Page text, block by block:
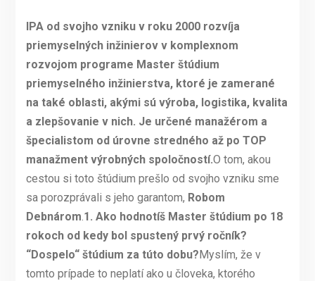
IPA od svojho vzniku v roku 2000 rozvíja
priemyselných inžinierov v komplexnom
rozvojom programe Master štúdium
priemyselného inžinierstva, ktoré je zamerané
na také oblasti, akými sú výroba, logistika, kvalita
a zlepšovanie v nich. Je určené manažérom a
špecialistom od úrovne stredného až po TOP
manažment výrobných spoločností.O tom, akou
cestou si toto štúdium prešlo od svojho vzniku sme
sa porozprávali s jeho garantom, Robom
Debnárom 1. Ako hodnotíš Master štúdium po 18
rokoch od kedy bol spustený prvý ročník?
“Dospelo“ štúdium za túto dobu?Myslím, že v
tomto prípade to neplatí ako u človeka, ktorého